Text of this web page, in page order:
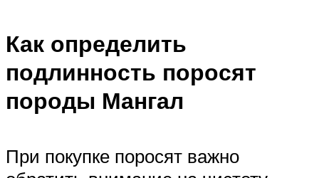
Как определить
подлинность поросят
породы Мангал
При покупке поросят важно